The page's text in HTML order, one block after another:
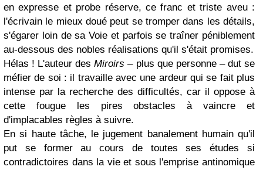
en expresse et probe réserve, ce franc et triste aveu :
l'écrivain le mieux doué peut se tromper dans les détails,
s'égarer loin de sa Voie et parfois se traîner péniblement
au-dessous des nobles réalisations qu'il s'était promises.
Hélas ! L'auteur desMiroirs – plus que personne – dut se
méfier de soi : il travaille avec une ardeur qui se fait plus
intense par la recherche des difficultés, car il oppose à
cette fougue les pires obstacles à vaincre et
d'implacables règles à suivre.
En si haute tâche, le jugement banalement humain qu'il
put se former au cours de toutes ses études si
contradictoires dans la vie et sous l'emprise antinomique